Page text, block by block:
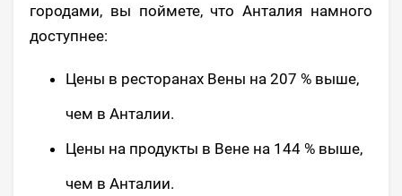
городами, вы поймете, что Анталия намного
доступнее:
Цены в ресторанах Вены на 207 % выше,
чем в Анталии.
Цены на продукты в Вене на 144 % выше,
чем в Анталии.